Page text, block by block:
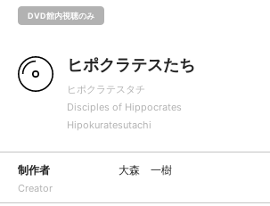
DVD館内視聴のみ
ヒポクラテスたち
ヒポクラテスタチ
Disciples of Hippocrates
Hipokuratesutachi
制作者
Creator
大森 一樹